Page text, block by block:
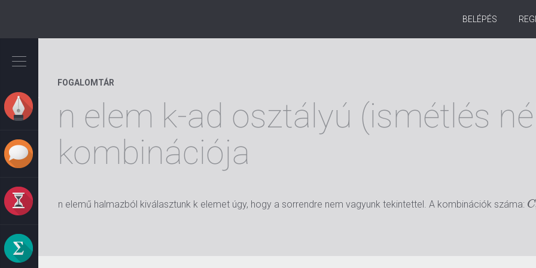
tartalomra
BELÉPÉS
FOGALOMTÁR
n elem k-ad osztályú (ismétlés
kombinációja
n elemű halmazból kiválasztunk k elemet úgy, hogy a sorrendre nem vagyunk tekintettel. A kombinációk száma: C
C